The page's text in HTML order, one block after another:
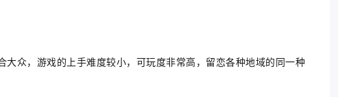
众，游戏的上手难度较小，可玩度非常高，留恋各种地域的同一种